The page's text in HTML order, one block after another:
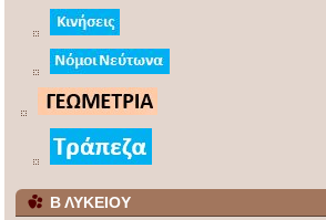
Β ΛΥΚΕΙΟΥ